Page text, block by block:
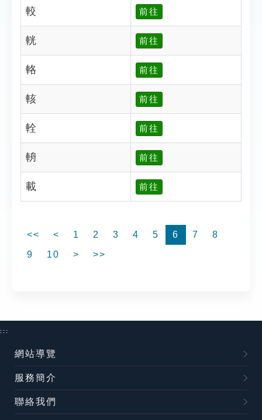
較 前往
輄 前往
輅 前往
輆 前往
輇 前往
輈 前往
載 前往
<< < 1 2 3 4 5 6 7
8
9
10 > >>
:::
網站導覽
服務簡介
聯絡我們